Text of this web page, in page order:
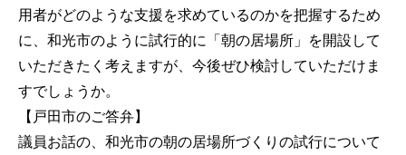
用者がどのような支援を求めているのかを把握するため
に、和光市のように試行的に「朝の居場所」を開設して
いただきたく考えますが、今後ぜひ検討していただけま
すでしょうか。
【戸田市のご答弁】
議員お話の、和光市の朝の居場所づくりの試行について